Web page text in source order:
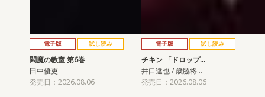
電子版 試し読み
閻魔の教室 第6巻
田中優吏
発売日：2026.08.06
電子版 試し読み
チキン 「ドロップ…
井口達也 / 歳脇将…
発売日：2026.08.06